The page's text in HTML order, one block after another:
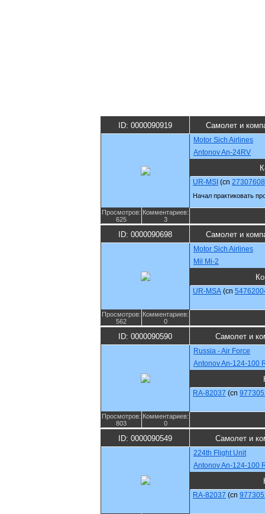
ID: 0000090919 Самолет и
Motor Sich Airlines
Antonov An-24RV
UR-MSI (cn 27307608
Начал практиковать
Просмотров:
625
Комментариев:
3
ID: 0000090698 Самолет и
Motor Sich Airlines
Mil Mi-2
UR-MSA (cn
Просмотров:
562
Комментариев:
0
ID: 0000090590 Самолет и
Russia - Air Force
Antonov An-124-100
RA-82037 (cn
Просмотров:
803
Комментариев:
0
ID: 0000090549 Самолет и
224th Flight Unit
Antonov An-124-100
RA-82037 (cn